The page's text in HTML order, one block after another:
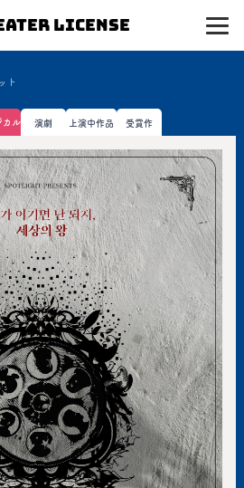
License
ト
カル 演劇 上演中作品 受賞作